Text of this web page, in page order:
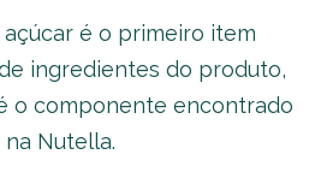
é o primeiro item
ingredientes do produto,
o componente encontrado
Nutella.